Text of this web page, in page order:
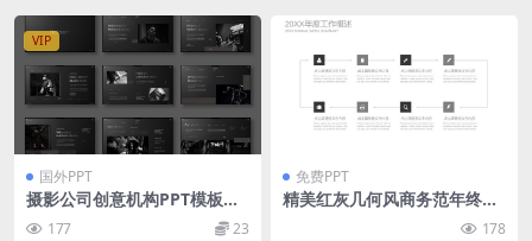
VIP
国外PPT
摄影公司创意机构PPT模板
（PPTX）
177 23
免费PPT
精美红灰几何风商务范年终总
178